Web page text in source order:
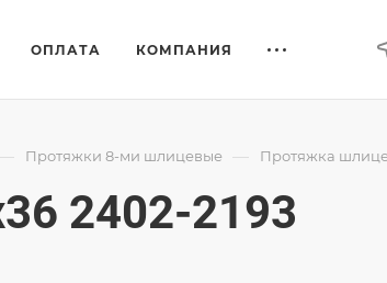
ОПЛАТА КОМПАНИЯ
Протяжки 8-ми шлицевые — Протяжка
2402-2193